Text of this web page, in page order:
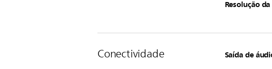
Resolução
Conectividade Saída de